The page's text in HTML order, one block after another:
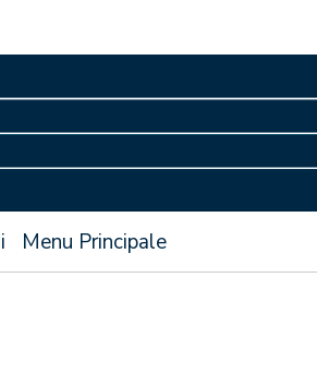
Menu Principale